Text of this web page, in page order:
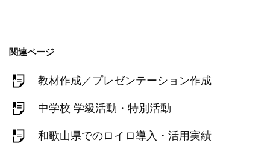
関連ページ
教材作成／プレゼンテーション作成
中学校 学級活動・特別活動
和歌山県でのロイロ導入・活用実績